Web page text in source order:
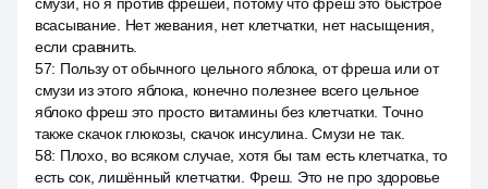
всасывание. Нет жевания, нет клетчатки, нет насыщения,
если сравнить.
57: Пользу от обычного цельного яблока, от фреша или от
смузи из этого яблока, конечно полезнее всего цельное
яблоко фреш это просто витамины без клетчатки. Точно
также скачок глюкозы, скачок инсулина. Смузи не так.
58: Плохо, во всяком случае, хотя бы там есть клетчатка, то
есть сок, лишённый клетчатки. Фреш. Это не про здоровье